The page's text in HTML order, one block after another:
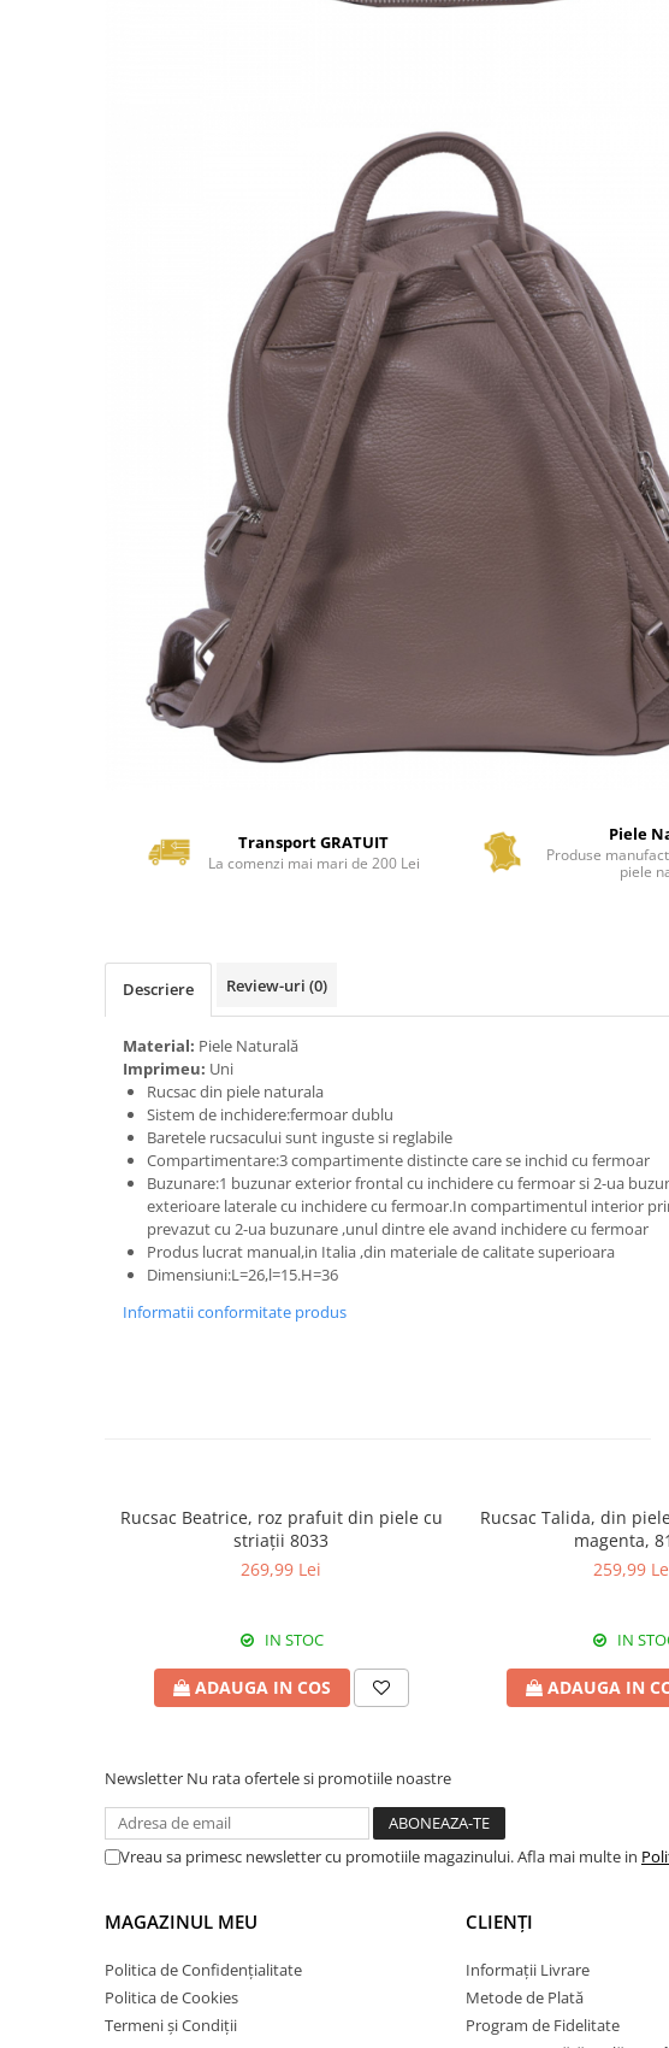
Transport GRATUIT
La comenzi mai mari de 200 Lei
Piele
Produse
piele
Descriere Review-uri (0)
Material: Piele Naturală
Imprimeu: Uni
Rucsac din piele naturala
Sistem de inchidere:fermoar dublu
Baretele rucsacului sunt inguste si reglabile
Compartimentare:3 compartimente distincte care se inchid cu fermoar
Buzunare:1 buzunar exterior frontal cu inchidere cu fermoar si 2-ua
exterioare laterale cu inchidere cu fermoar.In compartimentul interior
prevazut cu 2-ua buzunare ,unul dintre ele avand inchidere cu fermoar
Produs lucrat manual,in Italia ,din materiale de calitate superioara
Dimensiuni:L=26,l=15.H=36
Informatii conformitate produs
Rucsac Beatrice, roz prafuit din piele cu
striații 8033
269,99 Lei
IN STOC
ADAUGA IN COS
Rucsac Talida, din piele100%
magenta,
259,99
IN
ADAUGA IN
Newsletter Nu rata ofertele si promotiile noastre
Vreau sa primesc newsletter cu promotiile magazinului. Afla mai multe in
MAGAZINUL MEU
Politica de Confidențialitate
Politica de Cookies
Termeni și Condiții
CLIENȚI
Informații Livrare
Metode de Plată
Program de Fidelitate